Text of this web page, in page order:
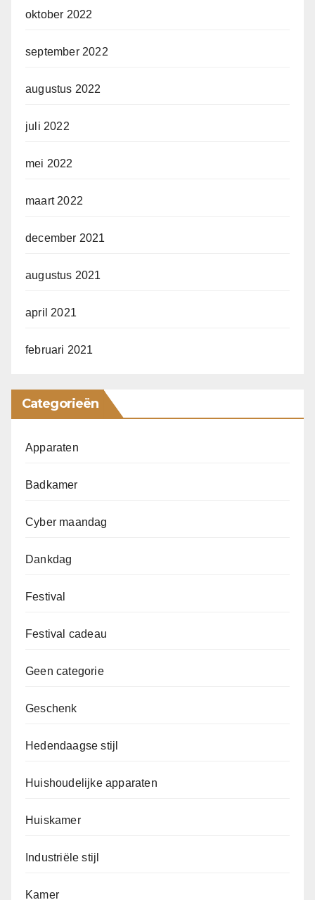
oktober 2022
september 2022
augustus 2022
juli 2022
mei 2022
maart 2022
december 2021
augustus 2021
april 2021
februari 2021
Categorieën
Apparaten
Badkamer
Cyber maandag
Dankdag
Festival
Festival cadeau
Geen categorie
Geschenk
Hedendaagse stijl
Huishoudelijke apparaten
Huiskamer
Industriële stijl
Kamer